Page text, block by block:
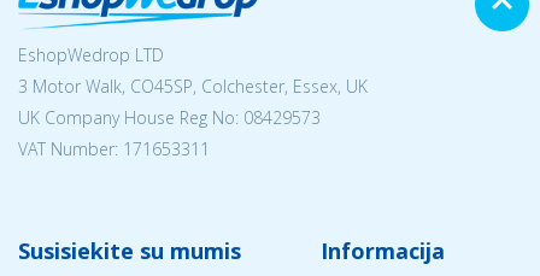
EshopWedrop LTD
3 Motor Walk, CO45SP, Colchester, Essex, UK
UK Company House Reg No: 08429573
VAT Number: 171653311
Susisiekite su mumis Informacija